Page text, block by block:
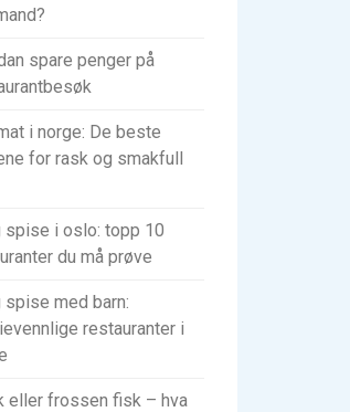
spare penger på
i norge: De beste
for rask og smakfull
spise i oslo: topp 10
du må prøve
spise med barn:
restauranter i
eller frossen fisk – hva